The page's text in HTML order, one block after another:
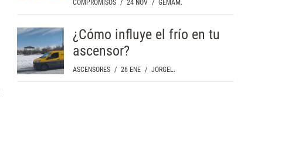
COMPROMISOS / 24 NOV / GEMAM.
¿Cómo influye el frío en tu
ascensor?
ASCENSORES / 26 ENE / JORGEL.